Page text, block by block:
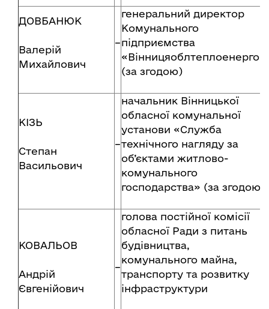
ДОВБАНЮК
Валерій
Михайлович
–
генеральний директор
Комунального
підприємства
«Вінницяоблтеплоенерго»
(за згодою)
КІЗЬ
Степан
Васильович
–
начальник Вінницької
обласної комунальної
установи «Служба
технічного нагляду за
об’єктами житлово-
комунального
господарства» (за згодою)
КОВАЛЬОВ
Андрій
Євгенійович
–
голова постійної комісії
обласної Ради з питань
будівництва,
комунального майна,
транспорту та розвитку
інфраструктури